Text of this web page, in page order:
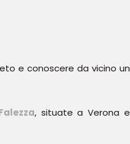
e conoscere da vicino un
, situate a Verona e